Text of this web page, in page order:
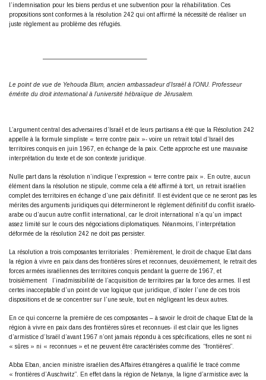
l’indemnisation pour les biens perdus et une subvention pour la réhabilitation. Ces
propositions sont conformes à la résolution 242 qui ont affirmé la nécessité de réaliser un
juste règlement au problème des réfugiés.
—————————————————–
Le point de vue de Yehouda Blum, ancien ambassadeur d’Israël à l’ONU. Professeur
émérite du droit international à l’université hébraïque de Jérusalem.
L’argument central des adversaires d’Israël et de leurs partisans a été que la Résolution 242
appelle à la formule simpliste « terre contre paix »- voire un retrait total d’Israël des
territoires conquis en juin 1967, en échange de la paix. Cette approche est une mauvaise
interprétation du texte et de son contexte juridique.
Nulle part dans la résolution n’indique l’expression « terre contre paix ». En outre, aucun
élément dans la résolution ne stipule, comme cela a été affirmé à tort, un retrait israélien
complet des territoires en échange d’une paix définitif. Il est évident que ce ne seront pas les
mérites des arguments juridiques qui détermineront le règlement définitif du conflit israélo-
arabe ou d’aucun autre conflit international, car le droit international n’a qu’un impact
assez limité sur le cours des négociations diplomatiques. Néanmoins, l’interprétation
déformée de la résolution 242 ne doit pas persister.
La résolution a trois composantes territoriales : Premièrement, le droit de chaque Etat dans
la région à vivre en paix dans des frontières sûres et reconnues, deuxièmement, le retrait des
forces armées israéliennes des territoires conquis pendant la guerre de 1967, et
troisièmement l’inadmissibilité de l’acquisition de territoires par la force des armes. Il est
certes inacceptable d’un point de vue logique que juridique, d’isoler l’une de ces trois
dispositions et de se concentrer sur l’une seule, tout en négligeant les deux autres.
En ce qui concerne la première de ces composantes – à savoir le droit de chaque Etat de la
région à vivre en paix dans des frontières sûres et reconnues- il est clair que les lignes
d’armistice d’Israël d’avant 1967 n’ont jamais répondu à ces spécifications, elles ne sont ni
« sûres » ni « reconnues » et ne peuvent être caractérisées comme des “frontières”.
Abba Eban, ancien ministre israélien des Affaires étrangères a qualifié le tracé comme
« frontières d’Auschwitz”. En effet dans la région de Netanya, la ligne d’armistice avec la